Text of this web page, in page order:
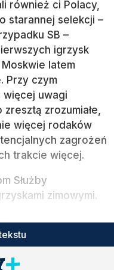
również ci Polacy,
starannej selekcji –
SB –
igrzysk
latem
Przy czym
uwagi
zrozumiałe,
więcej rodaków
zagrożeń
trakcie więcej.
Służby
zimowymi.